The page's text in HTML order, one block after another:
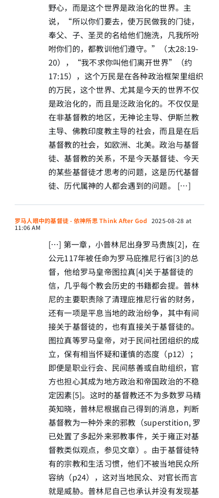
野心，而是这个世界是政治化的世界。主
说，“所以你们要去，使万民做我的门徒，
奉父、子、圣灵的名给他们施洗，凡我所吩
咐你们的，都教训他们遵守。”（太28:19-
20），“我不求你叫他们离开世界”（约
17:15），这个万民是在各种政治框架里组织
的万民，这个世界、尤其是今天的世界不仅
是政治化的，而且是泛政治化的。不仅仅是
在非基督教的地区，无神论主导、伊斯兰教
主导、佛教印度教主导的社会，而且是在后
基督教的社会，如欧洲、北美。政治与基督
徒、基督教的关系，不是今天基督徒、今天
的某些基督徒才思考的问题，这是历代基督
徒、历代属神的人都会遇到的问题。 […]
罗马人眼中的基督徒 - 依神所思 Think After God 2025-08-28 at
11:06 AM
[…] 第一章，小普林尼出身罗马贵族[2]，在
公元117年被任命为罗马庇推尼行省[3]的总
督，他给罗马皇帝图拉真[4]关于基督徒的
信，几乎每个教会历史的书籍都会提。普林
尼的主要职责除了清理庇推尼行省的财务，
还有一项是平息当地的政治纷争，其中有间
接关于基督徒的，也有直接关于基督徒的。
图拉真等罗马皇帝，对于民间社团组织的成
立，保有相当怀疑和谨慎的态度（p12）；
即便是职业行会、民间慈善或自助组织，官
方也担心其成为地方政治和帝国政治的不稳
定因素[5]。这时的基督教还不为多数罗马精
英知晓，普林尼根据自己得到的消息，判断
基督教为一种外来的邪教（superstition, 罗
已处置了多起外来邪教事件，关于雍正对基
督教类似观点，参见文章）。由于基督徒特
有的宗教和生活习惯，他们不被当地民众所
容纳（p24），这对当地民众、对官长而言
就是威胁。普林尼自己也承认并没有发现基